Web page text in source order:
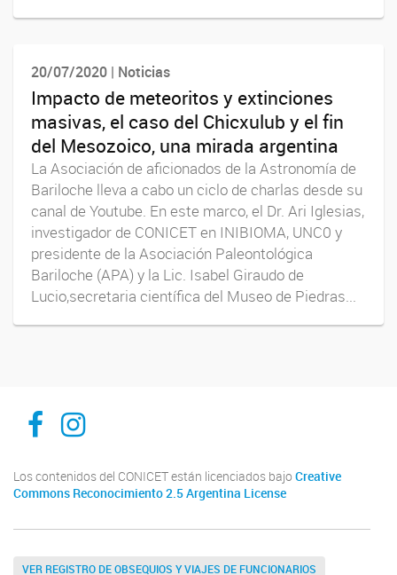
20/07/2020 | Noticias
Impacto de meteoritos y extinciones
masivas, el caso del Chicxulub y el fin
del Mesozoico, una mirada argentina
La Asociación de aficionados de la Astronomía de
Bariloche lleva a cabo un ciclo de charlas desde su
canal de Youtube. En este marco, el Dr. Ari Iglesias,
investigador de CONICET en INIBIOMA, UNC0 y
presidente de la Asociación Paleontológica
Bariloche (APA) y la Lic. Isabel Giraudo de
Lucio,secretaria científica del Museo de Piedras...
Inibioma-Conicet/Unco
inibiomaabierto
Los contenidos del CONICET están licenciados bajo Creative
Commons Reconocimiento 2.5 Argentina License
VER REGISTRO DE OBSEQUIOS Y VIAJES DE FUNCIONARIOS